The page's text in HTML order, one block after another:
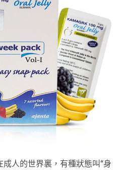
人的世界裏，有種狀態叫“身